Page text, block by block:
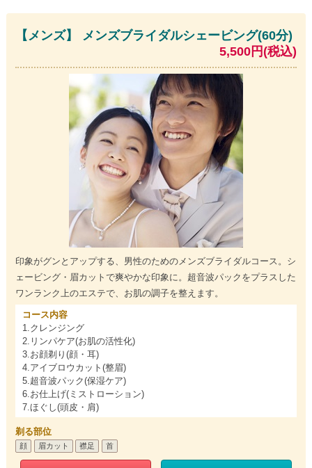
【メンズ】 メンズブライダルシェービング(60分)
5,500円(税込)
印象がグンとアップする、男性のためのメンズブライダルコース。シ
ェービング・眉カットで爽やかな印象に。超音波パックをプラスした
ワンランク上のエステで、お肌の調子を整えます。
コース内容
1.クレンジング
2.リンパケア(お肌の活性化)
3.お顔剃り(顔・耳)
4.アイブロウカット(整眉)
5.超音波パック(保湿ケア)
6.お仕上げ(ミストローション)
7.ほぐし(頭皮・肩)
剃る部位
顔 眉カット 襟足 首